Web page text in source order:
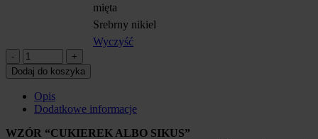
mięta
Srebrny nikiel
Wyczyść
Pas
samochodowy
Cukierek
albo
Sikus
quantity
Dodaj do koszyka
Opis
Dodatkowe informacje
WZÓR “CUKIEREK ALBO SIKUS”